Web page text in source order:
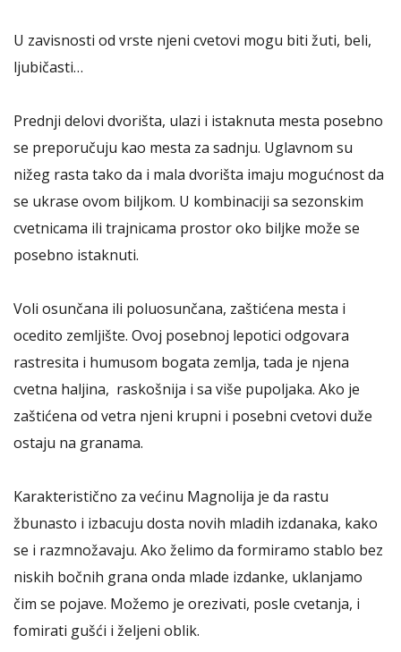
U zavisnosti od vrste njeni cvetovi mogu biti žuti, beli,
ljubičasti…
Prednji delovi dvorišta, ulazi i istaknuta mesta posebno
se preporučuju kao mesta za sadnju. Uglavnom su
nižeg rasta tako da i mala dvorišta imaju mogućnost da
se ukrase ovom biljkom. U kombinaciji sa sezonskim
cvetnicama ili trajnicama prostor oko biljke može se
posebno istaknuti.
Voli osunčana ili poluosunčana, zaštićena mesta i
ocedito zemljište. Ovoj posebnoj lepotici odgovara
rastresita i humusom bogata zemlja, tada je njena
cvetna haljina, raskošnija i sa više pupoljaka. Ako je
zaštićena od vetra njeni krupni i posebni cvetovi duže
ostaju na granama.
Karakteristično za većinu Magnolija je da rastu
žbunasto i izbacuju dosta novih mladih izdanaka, kako
se i razmnožavaju. Ako želimo da formiramo stablo bez
niskih bočnih grana onda mlade izdanke, uklanjamo
čim se pojave. Možemo je orezivati, posle cvetanja, i
fomirati gušći i željeni oblik.